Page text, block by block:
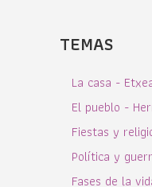
TEMAS
La casa -
El pueblo -
Fiestas y
Política y
Fases de la